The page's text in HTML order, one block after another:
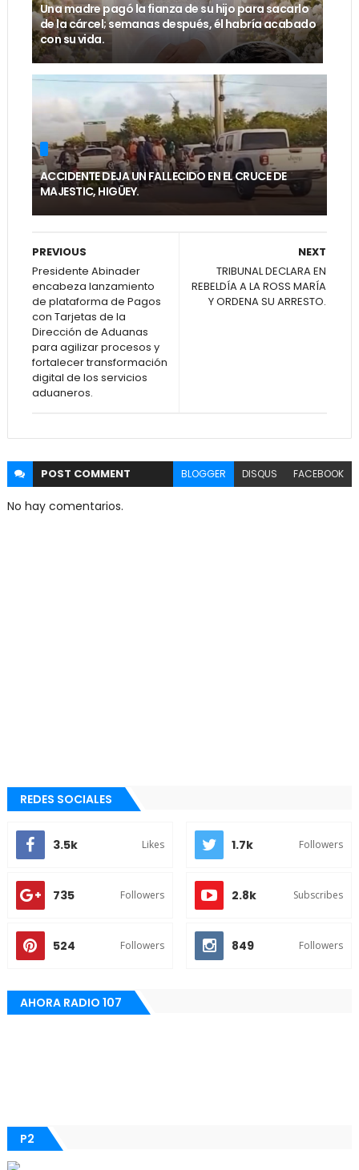
Una madre pagó la fianza de su hijo para sacarlo
de la cárcel; semanas después, él habría acabado
con su vida.
ACCIDENTE DEJA UN FALLECIDO EN EL CRUCE DE
MAJESTIC, HIGÜEY.
NEXT
TRIBUNAL DECLARA EN
REBELDÍA A LA ROSS MARÍA
Y ORDENA SU ARRESTO.
PREVIOUS
Presidente Abinader
encabeza lanzamiento
de plataforma de Pagos
con Tarjetas de la
Dirección de Aduanas
para agilizar procesos y
fortalecer transformación
digital de los servicios
aduaneros.
POST COMMENT BLOGGER DISQUS FACEBOOK
No hay comentarios.
REDES SOCIALES
3.5k Likes 1.7k Followers
735 Followers 2.8k Subscribes
524 Followers 849 Followers
AHORA RADIO 107
P2